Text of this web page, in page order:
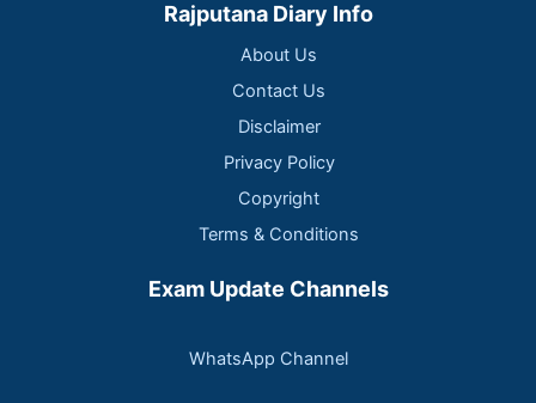
Rajputana Diary Info
About Us
Contact Us
Disclaimer
Privacy Policy
Copyright
Terms & Conditions
Exam Update Channels
WhatsApp Channel